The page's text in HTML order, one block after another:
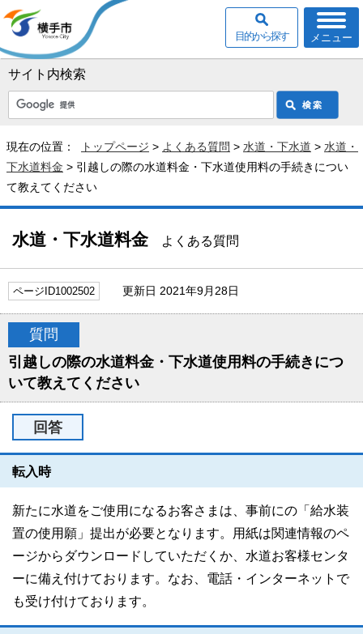
サイト内検索
メニュー
目的から探す
現在の位置： トップページ > よくある質問 > 水道・下水道 > 水道・
下水道料金 > 引越しの際の水道料金・下水道使用料の手続きについ
て教えてください
水道・下水道料金 よくある質問
ページID1002502 更新日 2021年9月28日
質問
引越しの際の水道料金・下水道使用料の手続きにつ
いて教えてください
回答
転入時
新たに水道をご使用になるお客さまは、事前にの「給水装
置の使用願」提出が必要となります。用紙は関連情報のペ
ージからダウンロードしていただくか、水道お客様センタ
ーに備え付けております。なお、電話・インターネットで
も受け付けております。